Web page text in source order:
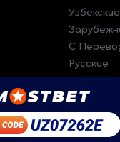
C
Русские